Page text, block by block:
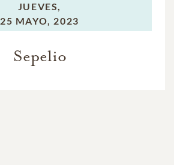
JUEVES,
25 MAYO, 2023
Sepelio